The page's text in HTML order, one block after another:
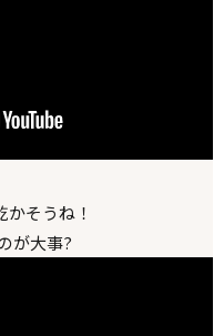
そうね！
が大事?